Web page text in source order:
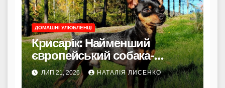
ДОМАШНІ УЛЮБЛЕНЦІ
Крисарік: Найменший
європейський собака-
компаньйон з чеським
характером
ЛИП 21, 2026 НАТАЛІЯ ЛИСЕНКО